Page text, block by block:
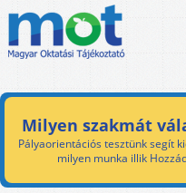
Milyen szakmát
Pályaorientációs tesztünk segít
milyen munka illik